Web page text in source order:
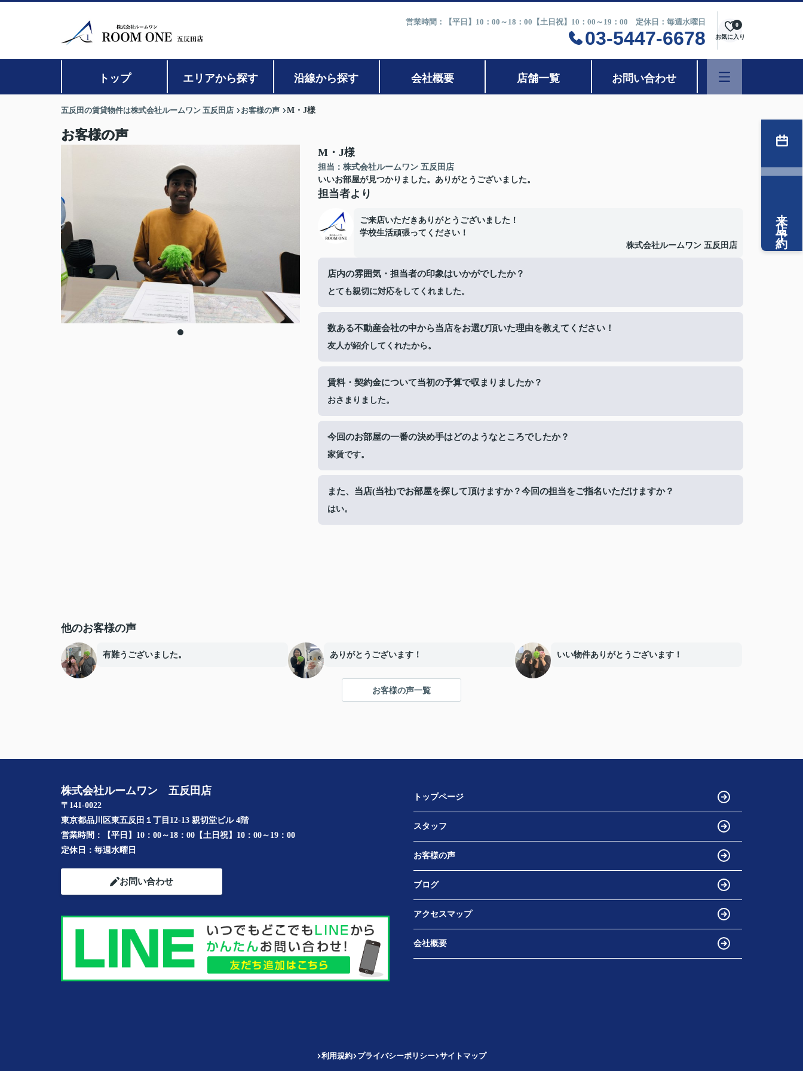
営業時間：【平日】10：00～18：00【土日祝】10：00～19：00 定休日：毎週水曜日
03-5447-6678 お気に入り
0
トップ エリアから探す 沿線から探す 会社概要 店舗一覧 お問い合わせ
五反田の賃貸物件は株式会社ルームワン 五反田店 お客様の声 M・J様
お客様の声
M・J様
担当：株式会社ルームワン 五反田店
いいお部屋が見つかりました。ありがとうございました。
担当者より
ご来店いただきありがとうございました！
学校生活頑張ってください！
株式会社ルームワン 五反田店
店内の雰囲気・担当者の印象はいかがでしたか？
とても親切に対応をしてくれました。
数ある不動産会社の中から当店をお選び頂いた理由を教えてください！
友人が紹介してくれたから。
賃料・契約金について当初の予算で収まりましたか？
おさまりました。
今回のお部屋の一番の決め手はどのようなところでしたか？
家賃です。
また、当店(当社)でお部屋を探して頂けますか？今回の担当をご指名いただけますか？
はい。
他のお客様の声
有難うございました。 ありがとうございます！ いい物件ありがとうございます！
お客様の声一覧
来店予約
株式会社ルームワン 五反田店
〒141-0022
東京都品川区東五反田１丁目12-13 親切堂ビル 4階
営業時間：
【平日】10：00～18：00【土日祝】10：00～19：00
定休日： 毎週水曜日
お問い合わせ
トップページ
スタッフ
お客様の声
ブログ
アクセスマップ
会社概要
利用規約 プライバシーポリシー サイトマップ